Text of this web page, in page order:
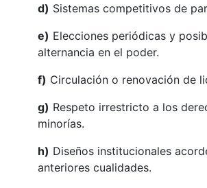
d) Sistemas competitivos de
e) Elecciones periódicas y
alternancia en el poder.
f) Circulación o renovación de
g) Respeto irrestricto a los
minorías.
h) Diseños institucionales
anteriores cualidades.